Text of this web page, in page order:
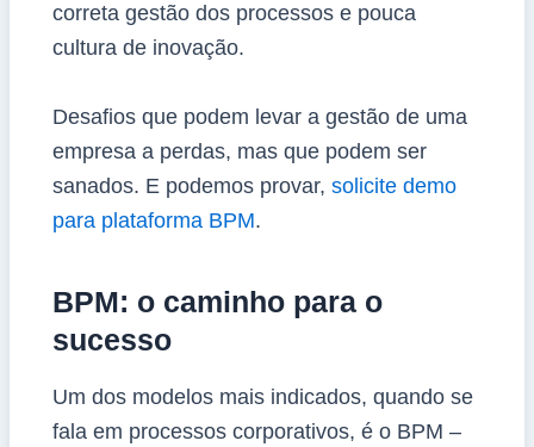
correta gestão dos processos e pouca
cultura de inovação.
Desafios que podem levar a gestão de uma
empresa a perdas, mas que podem ser
sanados. E podemos provar, solicite demo
para plataforma BPM.
BPM: o caminho para o
sucesso
Um dos modelos mais indicados, quando se
fala em processos corporativos, é o BPM –